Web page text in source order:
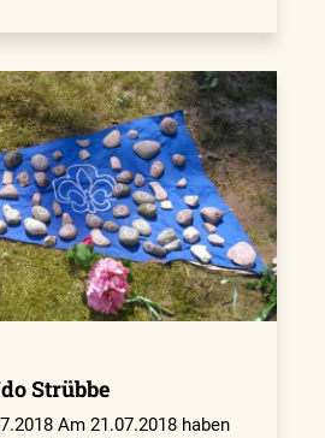
Strübbe
Am 21.07.2018 haben